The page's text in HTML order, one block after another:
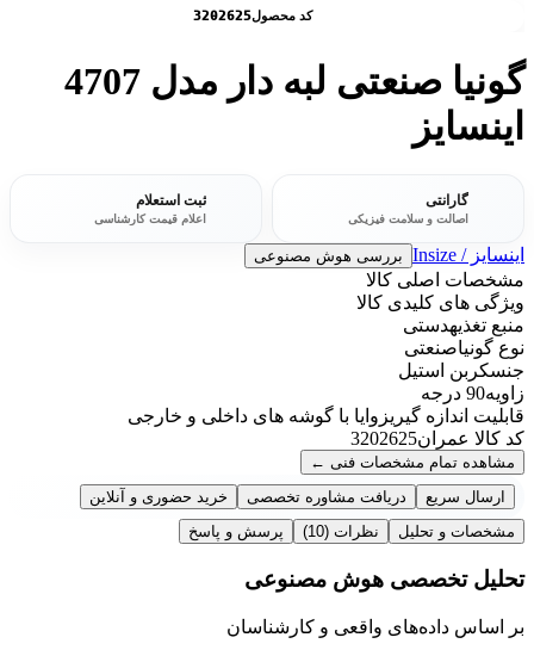
کد محصول3202625
گونیا صنعتی لبه دار مدل 4707
اینسایز
گارانتی
اصالت و سلامت فیزیکی
ثبت استعلام
اعلام قیمت کارشناسی
اینسایز / Insize بررسی هوش مصنوعی
مشخصات اصلی کالا
ویژگی های کلیدی کالا
منبع تغذیهدستی
نوع گونیاصنعتی
جنسکربن استیل
زاویه90 درجه
قابلیت اندازه گیریزوایا با گوشه های داخلی و خارجی
کد کالا عمران3202625
مشاهده تمام مشخصات فنی ←
ارسال سریع
دریافت مشاوره تخصصی
خرید حضوری و آنلاین
مشخصات و تحلیل
نظرات (10) پرسش و پاسخ
تحلیل تخصصی هوش مصنوعی
بر اساس داده‌های واقعی و کارشناسان